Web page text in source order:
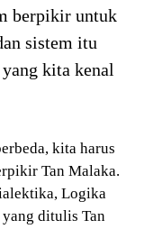
berpikir untuk
sistem itu
kita kenal
kita harus
Tan Malaka.
Logika
ditulis Tan